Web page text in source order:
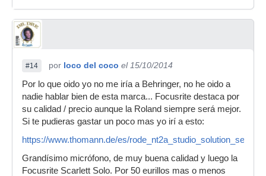
#14 por loco del coco el 15/10/2014
Por lo que oido yo no me iría a Behringer, no he oido a
nadie hablar bien de esta marca... Focusrite destaca por
su calidad / precio aunque la Roland siempre será mejor.
Si te pudieras gastar un poco mas yo irí a esto:
https://www.thomann.de/es/rode_nt2a_studio_solution_set.htm
Grandísimo micrófono, de muy buena calidad y luego la
Focusrite Scarlett Solo. Por 50 eurillos mas o menos